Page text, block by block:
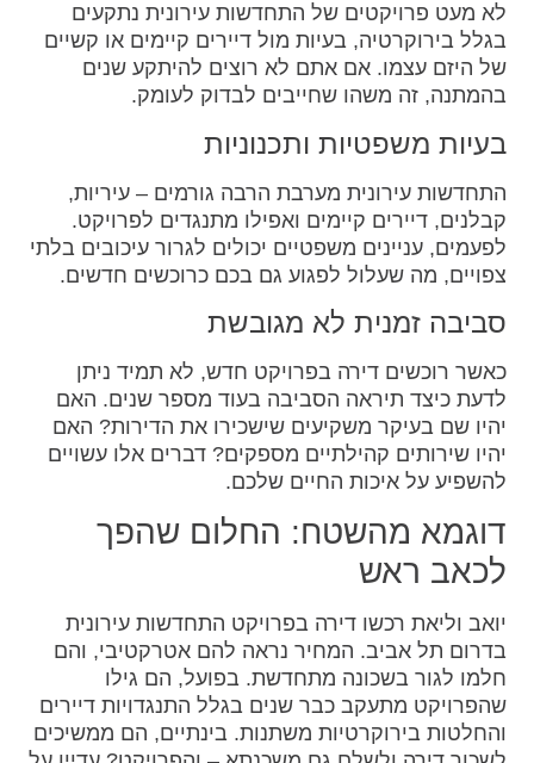
לא מעט פרויקטים של התחדשות עירונית נתקעים
בגלל בירוקרטיה, בעיות מול דיירים קיימים או קשיים
של היזם עצמו. אם אתם לא רוצים להיתקע שנים
בהמתנה, זה משהו שחייבים לבדוק לעומק.
בעיות משפטיות ותכנוניות
התחדשות עירונית מערבת הרבה גורמים – עיריות,
קבלנים, דיירים קיימים ואפילו מתנגדים לפרויקט.
לפעמים, עניינים משפטיים יכולים לגרור עיכובים בלתי
צפויים, מה שעלול לפגוע גם בכם כרוכשים חדשים.
סביבה זמנית לא מגובשת
כאשר רוכשים דירה בפרויקט חדש, לא תמיד ניתן
לדעת כיצד תיראה הסביבה בעוד מספר שנים. האם
יהיו שם בעיקר משקיעים שישכירו את הדירות? האם
יהיו שירותים קהילתיים מספקים? דברים אלו עשויים
להשפיע על איכות החיים שלכם.
דוגמא מהשטח: החלום שהפך
לכאב ראש
יואב וליאת רכשו דירה בפרויקט התחדשות עירונית
בדרום תל אביב. המחיר נראה להם אטרקטיבי, והם
חלמו לגור בשכונה מתחדשת. בפועל, הם גילו
שהפרויקט מתעקב כבר שנים בגלל התנגדויות דיירים
והחלטות בירוקרטיות משתנות. בינתיים, הם ממשיכים